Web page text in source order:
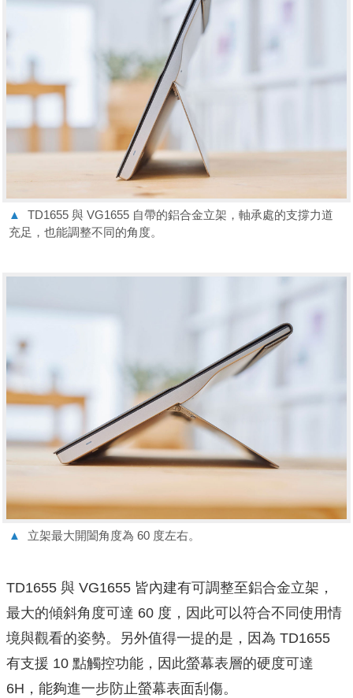
▲
TD1655 與 VG1655 自帶的鋁合金立架，軸承處的支撐力道
充足，也能調整不同的角度。
▲ 立架最大開闔角度為 60 度左右。
TD1655 與 VG1655 皆內建有可調整至鋁合金立架，
最大的傾斜角度可達 60 度，因此可以符合不同使用情
境與觀看的姿勢。另外值得一提的是，因為 TD1655
有支援 10 點觸控功能，因此螢幕表層的硬度可達
6H，能夠進一步防止螢幕表面刮傷。